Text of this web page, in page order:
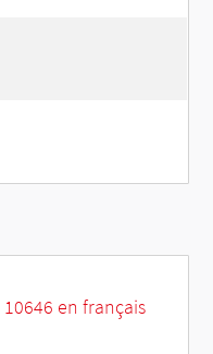
en français